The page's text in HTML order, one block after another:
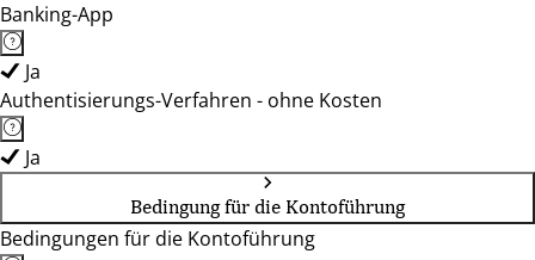
Banking-App
Ja
Authentisierungs-Verfahren - ohne Kosten
Ja
Bedingung für die Kontoführung
Bedingungen für die Kontoführung